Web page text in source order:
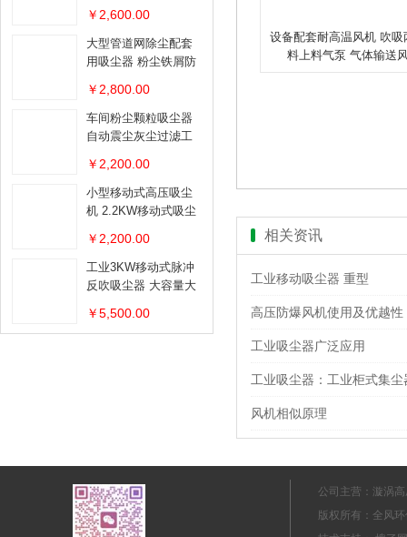
￥2,600.00
大型管道网除尘配套
用吸尘器 粉尘铁屑防
￥2,800.00
车间粉尘颗粒吸尘器
自动震尘灰尘过滤工
￥2,200.00
小型移动式高压吸尘
机 2.2KW移动式吸尘
￥2,200.00
工业3KW移动式脉冲
反吹吸尘器 大容量大
￥5,500.00
设备配套耐高温风机 吹吸
料上料气泵 气体输送
相关资讯
工业移动吸尘器 重型
高压防爆风机使用及优越性
工业吸尘器广泛应用
工业吸尘器：工业柜式集尘
风机相似原理
公司主营：漩涡
版权所有：全风